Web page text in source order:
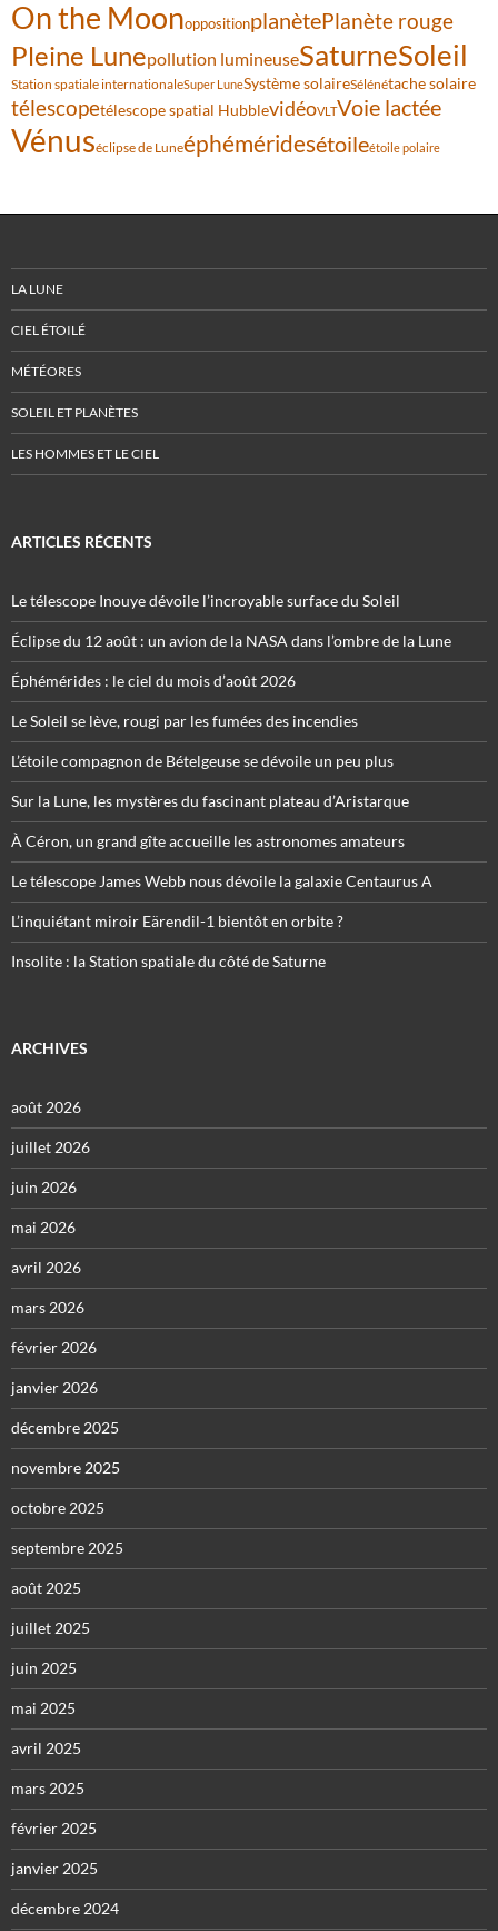
On the MoonoppositionplanètePlanète rouge
Pleine Lunepollution lumineuseSaturneSoleil
Station spatiale internationaleSuper LuneSystème solaireSélénétache solaire
télescopetélescope spatial HubblevidéoVLTVoie lactée
Vénuséclipse de Luneéphéméridesétoileétoile polaire
LA LUNE
CIEL ÉTOILÉ
MÉTÉORES
SOLEIL ET PLANÈTES
LES HOMMES ET LE CIEL
ARTICLES RÉCENTS
Le télescope Inouye dévoile l’incroyable surface du Soleil
Éclipse du 12 août : un avion de la NASA dans l’ombre de la Lune
Éphémérides : le ciel du mois d’août 2026
Le Soleil se lève, rougi par les fumées des incendies
L’étoile compagnon de Bételgeuse se dévoile un peu plus
Sur la Lune, les mystères du fascinant plateau d’Aristarque
À Céron, un grand gîte accueille les astronomes amateurs
Le télescope James Webb nous dévoile la galaxie Centaurus A
L’inquiétant miroir Eärendil-1 bientôt en orbite ?
Insolite : la Station spatiale du côté de Saturne
ARCHIVES
août 2026
juillet 2026
juin 2026
mai 2026
avril 2026
mars 2026
février 2026
janvier 2026
décembre 2025
novembre 2025
octobre 2025
septembre 2025
août 2025
juillet 2025
juin 2025
mai 2025
avril 2025
mars 2025
février 2025
janvier 2025
décembre 2024